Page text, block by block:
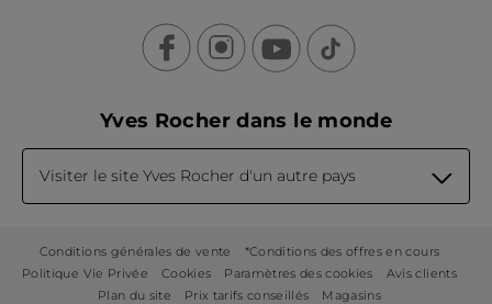
Yves Rocher dans le monde
Visiter le site Yves Rocher d'un autre pays
Conditions générales de vente
*Conditions des offres en cours
Politique Vie Privée
Cookies Paramètres des cookies
Avis clients
Plan du site
Prix tarifs conseillés Magasins